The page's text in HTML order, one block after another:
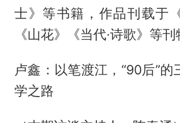
士》等书籍，作品刊载于
《山花》《当代·诗歌》等刊
卢鑫：以笔渡江，“90后”的
学之路